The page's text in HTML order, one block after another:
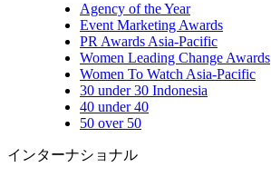
Agency of the Year
Event Marketing Awards
PR Awards Asia-Pacific
Women Leading Change Awards
Women To Watch Asia-Pacific
30 under 30 Indonesia
40 under 40
50 over 50
インターナショナル